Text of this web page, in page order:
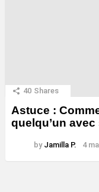
40 Shares
Astuce :
quelqu’un
by Jamilla P. 4